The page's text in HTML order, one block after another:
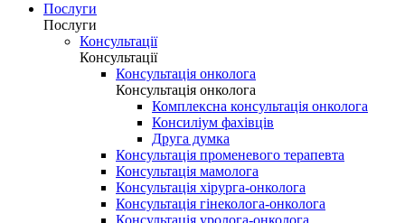
Послуги
Послуги
Консультації
Консультації
Консультація онколога
Консультація онколога
Комплексна консультація онколога
Консиліум фахівців
Друга думка
Консультація променевого терапевта
Консультація мамолога
Консультація хірурга-онколога
Консультація гінеколога-онколога
Консультація уролога-онколога